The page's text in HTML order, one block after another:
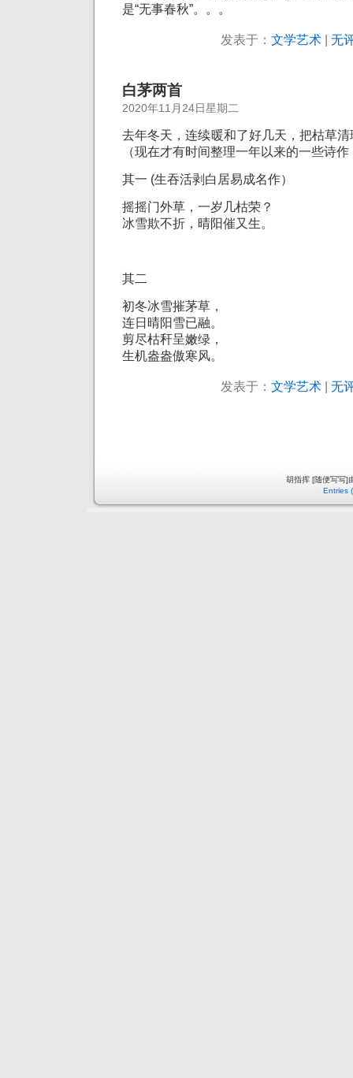
是“无事春秋”。。。
发表于： 文学艺术| 无
白茅两首
2020年11月24日星期二
去年冬天，连续暖和了好几天，把枯草
（现在才有时间整理一年以来的一些诗
其一 (生吞活剥白居易成名作）
摇摇门外草，一岁几枯荣？
冰雪欺不折，晴阳催又生。
其二
初冬冰雪摧茅草，
连日晴阳雪已融。
剪尽枯秆呈嫩绿，
生机盎盎傲寒风。
发表于： 文学艺术| 无
胡指挥 [随便写写]
Entries